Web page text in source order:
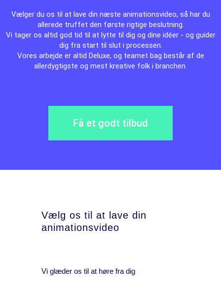
Vælger du os til at lave din næste animationsvideo, så har du
allerede truffet den første rigtige beslutning.
Vi tager os altid god tid til at lytte til dig og dine idéer - og guider
dig fra start til slut i processen.
Vores arbejde er altid Deluxe, og teamet bag består af de
allerdygtigste og mest kreative folk i branchen.
Få et godt tilbud
Vælg os til at lave din
animationsvideo
Vi glæder os til at høre fra dig